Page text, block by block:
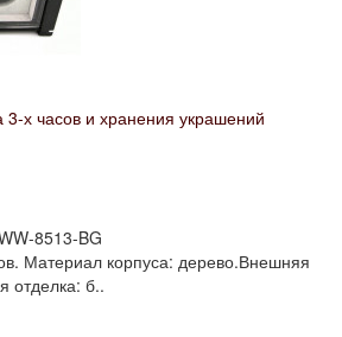
3-х часов и хранения украшений
8513-BG
Материал корпуса: дерево.Внешняя
отделка: б..